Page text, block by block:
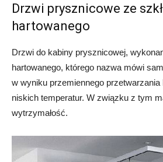
Drzwi prysznicowe ze
hartowanego
Drzwi do kabiny prysznicowej,
hartowanego, którego nazwa mówi
w wyniku przemiennego
niskich temperatur. W związku z tym
wytrzymałość.